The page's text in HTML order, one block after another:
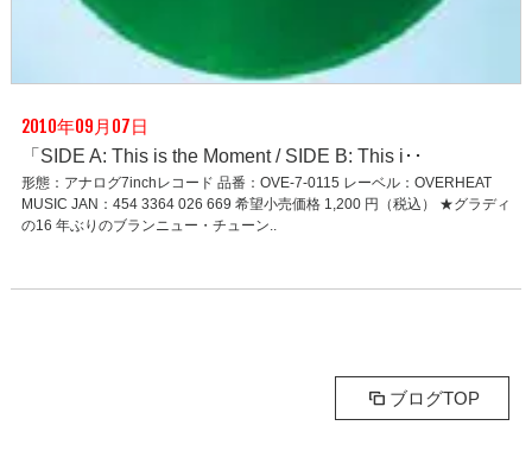
2010年09月07日
「SIDE A: This is the Moment / SIDE B: This i･･
形態：アナログ7inchレコード 品番：OVE-7-0115 レーベル：OVERHEAT
MUSIC JAN：454 3364 026 669 希望小売価格 1,200 円（税込） ★グラディ
の16 年ぶりのブランニュー・チューン..
ブログTOP